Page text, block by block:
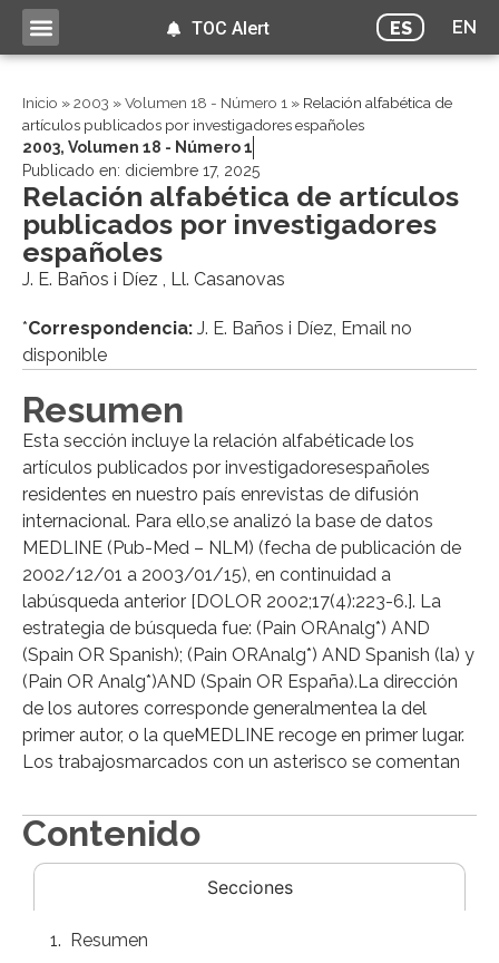
ES EN
TOC Alert
Inicio »2003 »Volumen 18 - Número 1 » Relación alfabética de
artículos publicados por investigadores españoles
2003, Volumen 18 - Número 1
Publicado en: diciembre 17, 2025
Relación alfabética de artículos
publicados por investigadores
españoles
J. E. Baños i Díez , Ll. Casanovas
*Correspondencia: J. E. Baños i Díez, Email no
disponible
Resumen
Esta sección incluye la relación alfabéticade los
artículos publicados por investigadoresespañoles
residentes en nuestro país enrevistas de difusión
internacional. Para ello,se analizó la base de datos
MEDLINE (Pub-Med – NLM) (fecha de publicación de
2002/12/01 a 2003/01/15), en continuidad a
labúsqueda anterior [DOLOR 2002;17(4):223-6.]. La
estrategia de búsqueda fue: (Pain ORAnalg*) AND
(Spain OR Spanish); (Pain ORAnalg*) AND Spanish (la) y
(Pain OR Analg*)AND (Spain OR España).La dirección
de los autores corresponde generalmentea la del
primer autor, o la queMEDLINE recoge en primer lugar.
Los trabajosmarcados con un asterisco se comentan
Contenido
Secciones
Resumen